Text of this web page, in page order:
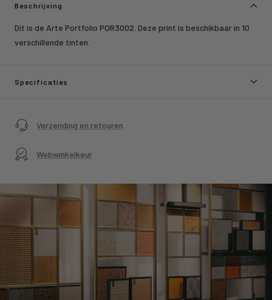
Beschrijving
Dit is de Arte Portfolio POR3002. Deze print is beschikbaar in 10
verschillende tinten.
Specificaties
Verzending en retouren
Webwinkelkeur